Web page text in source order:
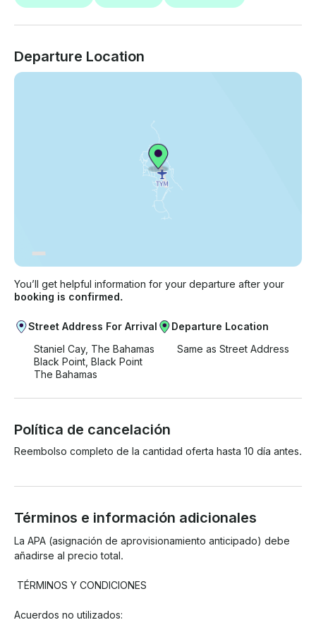
Departure Location
You’ll get helpful information for your departure after your
booking is confirmed.
Street Address For Arrival
Staniel Cay, The Bahamas
Black Point, Black Point
The Bahamas
Departure Location
Same as Street Address
Política de cancelación
Reembolso completo de la cantidad oferta hasta 10 día antes.
Términos e información adicionales
La APA (asignación de aprovisionamiento anticipado) debe
añadirse al precio total.
Acuerdos no utilizados: